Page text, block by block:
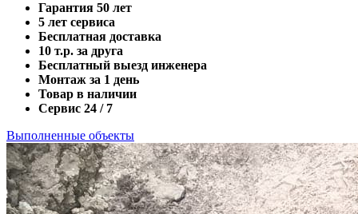
Гарантия 50 лет
5 лет сервиса
Бесплатная доставка
10 т.р. за друга
Бесплатный выезд инженера
Монтаж за 1 день
Товар в наличии
Сервис 24 / 7
Выполненные объекты